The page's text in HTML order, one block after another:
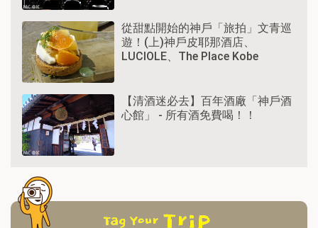
從甜點開始的神戶「旅拍」文青巡
遊！(上)神戶皮耶那酒店、
LUCIOLE、The Place Kobe
【清酒迷必去】百年酒廠「神戶酒
心館」 - 所有酒免費喝！！